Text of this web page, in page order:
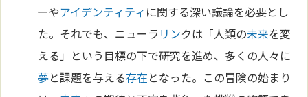
ーやアイデンティティ に関する深い議論を必要とし
た。それでも、ニューラ リンクは「人類の未来を変
える」という目標の下で研究を進め、多くの人々に
夢と課題を与える存在となった。この冒険の始まり